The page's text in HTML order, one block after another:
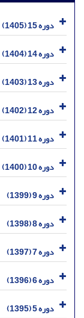
دوره 15 (1405)
دوره 14 (1404)
دوره 13 (1403)
دوره 12 (1402)
دوره 11 (1401)
دوره 10 (1400)
دوره 9 (1399)
دوره 8 (1398)
دوره 7 (1397)
دوره 6 (1396)
دوره 5 (1395)